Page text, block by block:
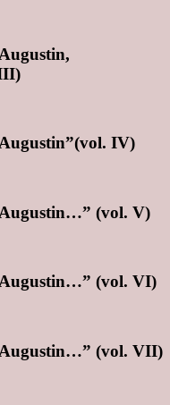
IV)
Augustin…” (vol. V)
Augustin…” (vol. VI)
Augustin…” (vol. VII)